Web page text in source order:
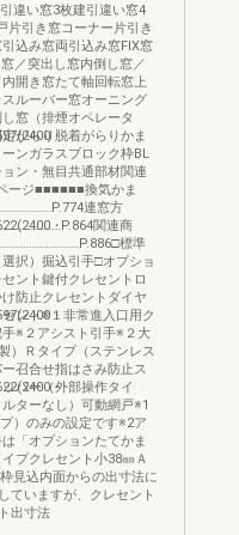
・
・
・
・
違い窓3枚建引違い窓4
片引き窓コーナー片引き
込み窓両引込み窓FIX窓
／突出し窓内倒し窓／
開き窓たて軸回転窓上
ルーバー窓オーニング
窓（排煙オペレータ
がらり脱着がらりかま
ンガラスブロック枠BL
ン・無目共通部材関連
ージ■■■■■■換気かま
連窓方
関連商
標準
択）掘込引手□オプショ
ント鍵付クレセントロ
防止クレセントダイヤ
ント※１非常進入口用ク
※２アシスト引手※２大
）Ｒタイプ（ステンレス
召合せ指はさみ防止ス
パー（外部操作タイ
ターなし）可動網戸※1
）のみの設定です※2ア
「オプションたてかま
プクレセント小38㎜Ａ
見込内面からの出寸法に
ていますが、クレセント
出寸法